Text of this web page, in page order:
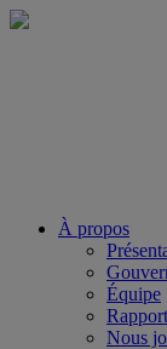
Aller
À propos
Équipe
Nous